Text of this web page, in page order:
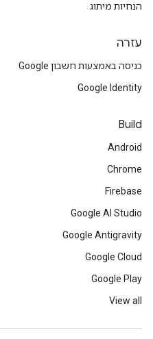
הנחיות מיתוג
עזרה
כניסה באמצעות חשבון Google
Google Identity
Build
Android
Chrome
Firebase
Google AI Studio
Google Antigravity
Google Cloud
Google Play
View all